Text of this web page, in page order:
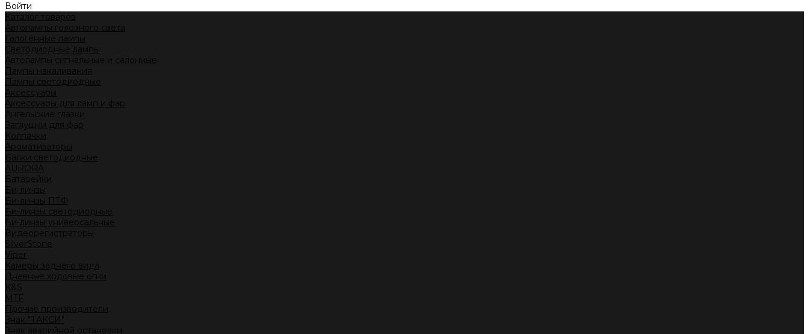
Войти
Каталог товаров
Автолампы головного света
Галогенные лампы
Светодиодные лампы
Автолампы сигнальные и салонные
Лампы накаливания
Лампы светодиодные
Аксессуары
Аксессуары для ламп и фар
Ангельские глазки
Заглушки для фар
Колпачки
Ароматизаторы
Балки светодиодные
AURORA
Батарейки
Би-линзы
Би-линзы ПТФ
Би-линзы светодиодные
Би-линзы универсальные
Видеорегистраторы
SilverStone
Viper
Камеры заднего вида
Дневные ходовые огни
K&S
MTF
Прочие производители
Знак "ТАКСИ"
Знак аварийной остановки